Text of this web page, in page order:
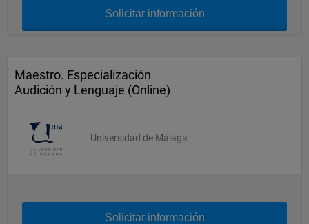
Solicitar información
Maestro. Especialización
Audición y Lenguaje (Online)
Universidad de Málaga
Solicitar información